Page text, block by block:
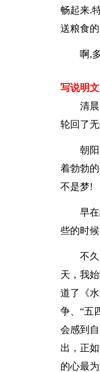
畅起来.
送粮食
啊,
写说明
清
轮回了
朝
着勃勃
不是梦!
早
些的时
不
天，我
道了《
争、“五
会感到
出，正
的心最